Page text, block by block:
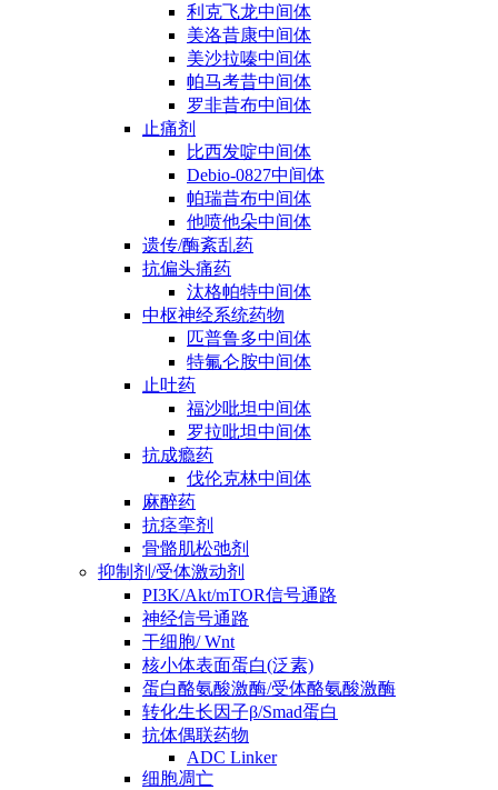
利克飞龙中间体
美洛昔康中间体
美沙拉嗪中间体
帕马考昔中间体
罗非昔布中间体
止痛剂
比西发啶中间体
Debio-0827中间体
帕瑞昔布中间体
他喷他朵中间体
遗传/酶紊乱药
抗偏头痛药
汰格帕特中间体
中枢神经系统药物
匹普鲁多中间体
特氟仑胺中间体
止吐药
福沙吡坦中间体
罗拉吡坦中间体
抗成瘾药
伐伦克林中间体
麻醉药
抗痉挛剂
骨骼肌松弛剂
抑制剂/受体激动剂
PI3K/Akt/mTOR信号通路
神经信号通路
干细胞/ Wnt
核小体表面蛋白(泛素)
蛋白酪氨酸激酶/受体酪氨酸激酶
转化生长因子β/Smad蛋白
抗体偶联药物
ADC Linker
细胞凋亡